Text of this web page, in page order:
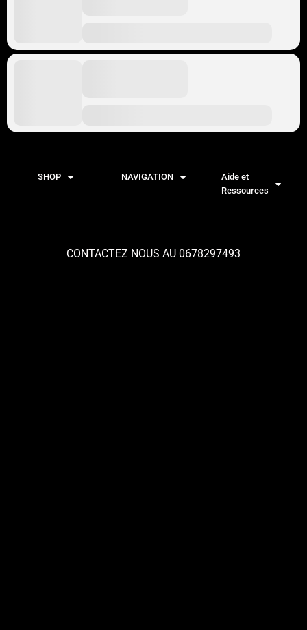
SHOP NAVIGATION
Aide et
Ressources
CONTACTEZ NOUS AU 0678297493